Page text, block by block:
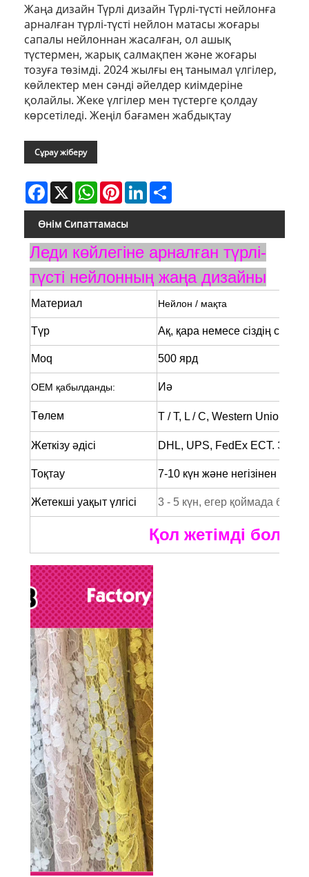
Жаңа дизайн Түрлі дизайн Түрлі-түсті нейлонға
арналған түрлі-түсті нейлон матасы жоғары
сапалы нейлоннан жасалған, ол ашық
түстермен, жарық салмақпен және жоғары
тозуға төзімді. 2024 жылғы ең танымал үлгілер,
көйлектер мен сәнді әйелдер киімдеріне
қолайлы. Жеке үлгілер мен түстерге қолдау
көрсетіледі. Жеңіл бағамен жабдықтау
Сұрау жіберу
Facebook
X WhatsAppPinterestLinkedIn
Өнім Сипаттамасы
Леди көйлегіне арналған түрлі-
түсті нейлонның жаңа дизайны
Материал Нейлон / мақта
Түр Ақ, қара немесе сіздің
Moq 500 ярд
OEM қабылданды: Иә
Төлем T / T, L / C, Western Union,
Жеткізу әдісі DHL, UPS, FedEx ECT.
Тоқтау 7-10 күн және негізінен
Жетекші уақыт үлгісі 3 - 5 күн, егер қоймада болса
Қол жетімді болса,